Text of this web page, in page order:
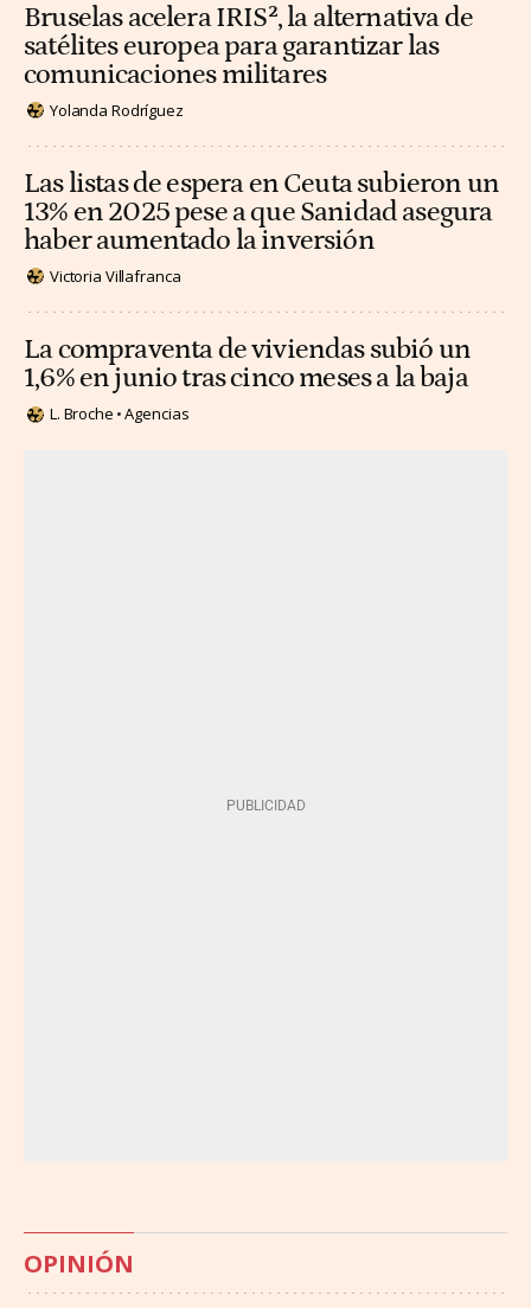
Bruselas acelera IRIS², la alternativa de
satélites europea para garantizar las
comunicaciones militares
Yolanda Rodríguez
Las listas de espera en Ceuta subieron un
13% en 2025 pese a que Sanidad asegura
haber aumentado la inversión
Victoria Villafranca
La compraventa de viviendas subió un
1,6% en junio tras cinco meses a la baja
L. Broche Agencias
OPINIÓN